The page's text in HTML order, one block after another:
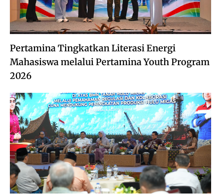
Pertamina Tingkatkan Literasi Energi
Mahasiswa melalui Pertamina Youth Program
2026